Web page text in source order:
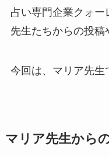
占い専門企業クォ
先生たちからの投稿
今回は、マリア先生
マリア先生から